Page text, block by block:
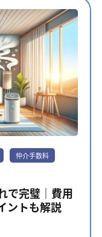
仲介手数料
で完璧｜費用
ントも解説